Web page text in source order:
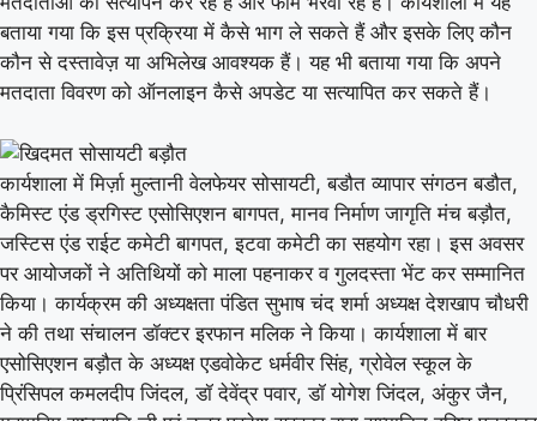
बताया गया कि इस प्रक्रिया में कैसे भाग ले सकते हैं और इसके लिए कौन
कौन से दस्तावेज़ या अभिलेख आवश्यक हैं। यह भी बताया गया कि अपने
मतदाता विवरण को ऑनलाइन कैसे अपडेट या सत्यापित कर सकते हैं।
कार्यशाला में मिर्ज़ा मुल्तानी वेलफेयर सोसायटी, बडौत व्यापार संगठन बडौत,
कैमिस्ट एंड ड्रगिस्ट एसोसिएशन बागपत, मानव निर्माण जागृति मंच बड़ौत,
जस्टिस एंड राईट कमेटी बागपत, इटवा कमेटी का सहयोग रहा। इस अवसर
पर आयोजकों ने अतिथियों को माला पहनाकर व गुलदस्ता भेंट कर सम्मानित
किया। कार्यक्रम की अध्यक्षता पंडित सुभाष चंद शर्मा अध्यक्ष देशखाप चौधरी
ने की तथा संचालन डॉक्टर इरफान मलिक ने किया। कार्यशाला में बार
एसोसिएशन बड़ौत के अध्यक्ष एडवोकेट धर्मवीर सिंह, ग्रोवेल स्कूल के
प्रिंसिपल कमलदीप जिंदल, डॉ देवेंद्र पवार, डॉ योगेश जिंदल, अंकुर जैन,